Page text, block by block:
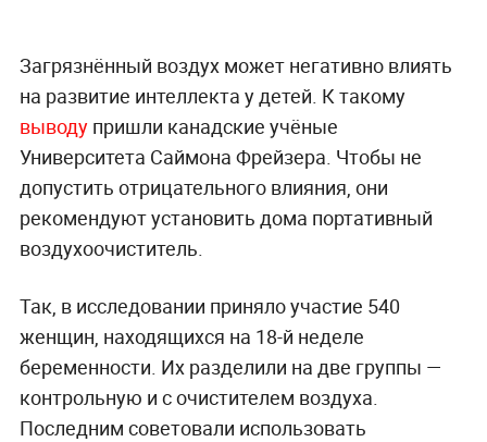
Загрязнённый воздух может негативно влиять
на развитие интеллекта у детей. К такому
выводупришли канадские учёные
Университета Саймона Фрейзера. Чтобы не
допустить отрицательного влияния, они
рекомендуют установить дома портативный
воздухоочиститель.
Так, в исследовании приняло участие 540
женщин, находящихся на 18-й неделе
беременности. Их разделили на две группы —
контрольную и с очистителем воздуха.
Последним советовали использовать